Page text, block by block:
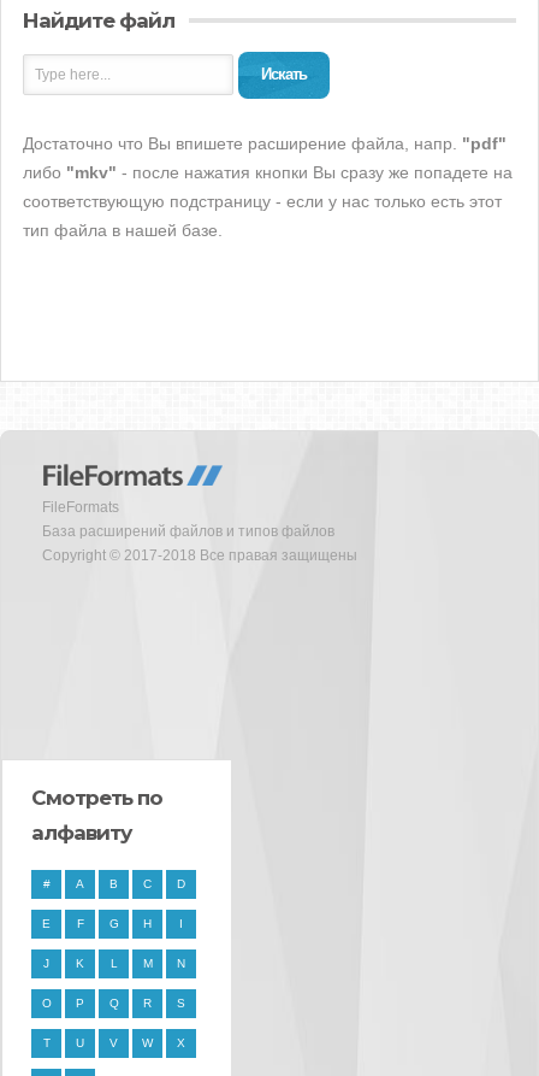
Найдите файл
Искать
Достаточно что Вы впишете расширение файла, напр. "pdf"
либо "mkv" - после нажатия кнопки Вы сразу же попадете на
соответствующую подстраницу - если у нас только есть этот
тип файла в нашей базе.
FileFormats
База расширений файлов и типов файлов
Copyright © 2017-2018 Все правая защищены
Смотреть по
алфавиту
# A B C D
E F G H I
J K L M N
O P Q R S
T U V W X